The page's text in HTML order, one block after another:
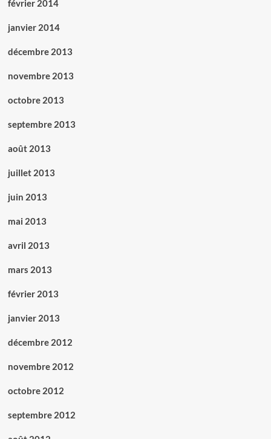
février 2014
janvier 2014
décembre 2013
novembre 2013
octobre 2013
septembre 2013
août 2013
juillet 2013
juin 2013
mai 2013
avril 2013
mars 2013
février 2013
janvier 2013
décembre 2012
novembre 2012
octobre 2012
septembre 2012